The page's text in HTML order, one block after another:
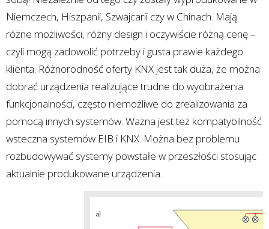
Niemczech, Hiszpanii, Szwajcarii czy w Chinach. Mają
różne możliwości, różny design i oczywiście różną cenę –
czyli mogą zadowolić potrzeby i gusta prawie każdego
klienta. Różnorodność oferty KNX jest tak duża, że można
dobrać urządzenia realizujące trudne do wyobrażenia
funkcjonalności, często niemożliwe do zrealizowania za
pomocą innych systemów. Ważna jest też kompatybilność
wsteczna systemów EIB i KNX. Można bez problemu
rozbudowywać systemy powstałe w przeszłości stosując
aktualnie produkowane urządzenia.